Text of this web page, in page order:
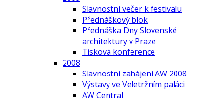
Slavnostní večer k festivalu
Přednáškový blok
Přednáška Dny Slovenské
architektury v Praze
Tisková konference
2008
Slavnostní zahájení AW 2008
Výstavy ve Veletržním paláci
AW Central